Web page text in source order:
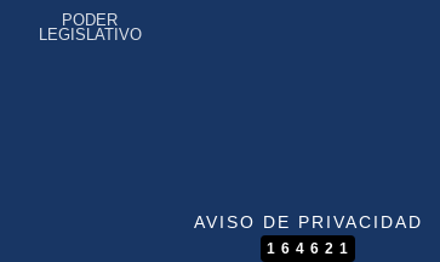
PODER
LEGISLATIVO
AVISO DE PRIVACIDAD
164621